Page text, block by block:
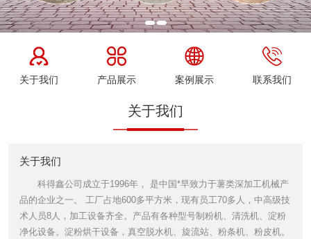
关于我们 产品展示 案例展示 联系我们
关于我们
关于我们
科得鑫公司成立于1996年， 是中国*早致力于薯类深加工机械产
品的企业之一。 工厂占地600多平方米，现有员工70多人，中高级技
术人员8人，加工设备齐全。产品有各种型号制粉机、清洗机、淀粉
净化设备。淀粉烘干设备，真空脱水机、旋流站、粉条机、粉皮机。